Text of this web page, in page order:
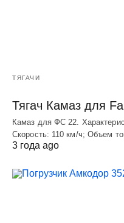
ТЯГАЧИ
Тягач Камаз для
Камаз для ФС 22.
Скорость: 110 км/ч; Объем
3 года ago